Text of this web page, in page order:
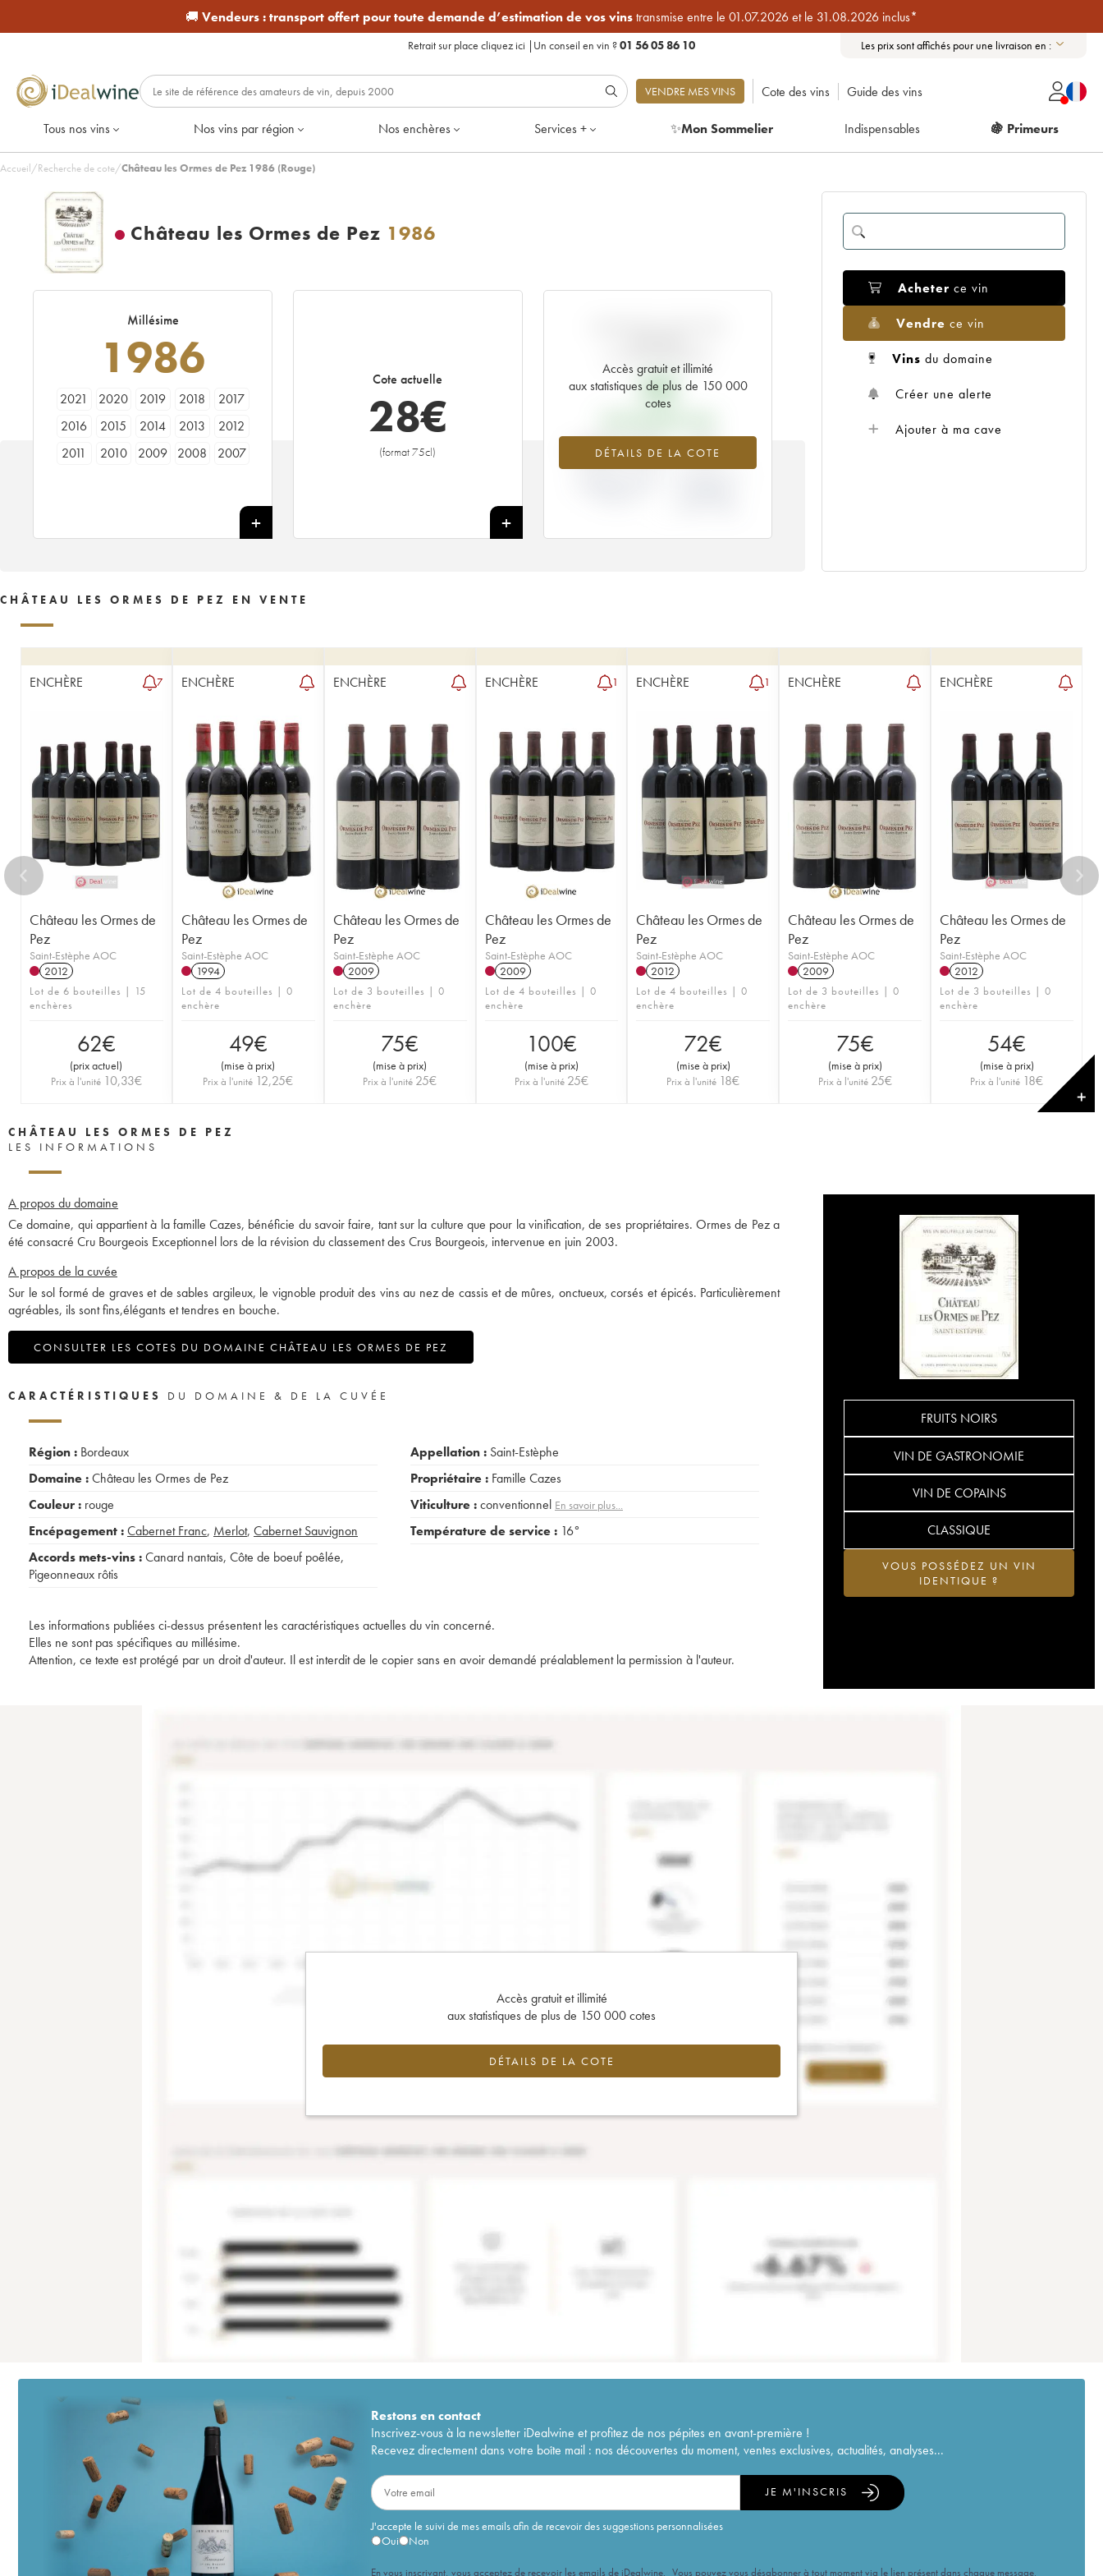
🚚 Vendeurs :transport offert pour toute demande d’estimation de vos vinstransmise entre le 01.07.2026 et le 31.08.2026 inclus*
Retrait sur place cliquez ici | Un conseil en vin ?01 56 05 86 10 Les prix sont affichés pour une livraison en :
VENDRE MES VINS Cote des vins Guide des vins
Tous nos vins Nos vins par région Nos enchères Services + ✨Mon Sommelier Indispensables 🍇 Primeurs
Accueil/Recherche de cote/Château les Ormes de Pez 1986 (Rouge)
Château les Ormes de Pez 1986
Millésime
1986
2021 2020 2019 2018
2017
2016
2015 2014 2013
2012
2011
2010 2009 2008
2007
1997
1996
1995 1994 1993
1992
1969
1967 1966 1964
1962
Cote actuelle
28€
(format 75cl)
+
Accès gratuit et illimité
aux statistiques de plus de 150 000
cotes
DÉTAILS DE LA COTE
9€
+208.33% 0%
Acheter ce vin
Vendre ce vin
Vins du domaine
Créer une alerte
Ajouter à ma cave
CHÂTEAU LES ORMES DE PEZ EN VENTE
ENCHÈRE 7
Château les Ormes de
Pez
Saint-Estèphe AOC
2012
Lot de 6 bouteilles | 15
enchères
62€
(prix actuel)
Prix à l'unité 10,33€
ENCHÈRE
Château les Ormes de
Pez
Saint-Estèphe AOC
1994
Lot de 4 bouteilles | 0
enchère
49€
(mise à prix)
Prix à l'unité 12,25€
ENCHÈRE
Château les Ormes de
Pez
Saint-Estèphe AOC
2009
Lot de 3 bouteilles | 0
enchère
75€
(mise à prix)
Prix à l'unité 25€
ENCHÈRE 1
Château les Ormes de
Pez
Saint-Estèphe AOC
2009
Lot de 4 bouteilles | 0
enchère
100€
(mise à prix)
Prix à l'unité 25€
ENCHÈRE 1
Château les Ormes de
Pez
Saint-Estèphe AOC
2012
Lot de 4 bouteilles | 0
enchère
72€
(mise à prix)
Prix à l'unité 18€
ENCHÈRE
Château les Ormes de
Pez
Saint-Estèphe AOC
2009
Lot de 3 bouteilles | 0
enchère
75€
(mise à prix)
Prix à l'unité 25€
ENCHÈRE
Château les Ormes de
Pez
Saint-Estèphe AOC
2012
Lot de 3 bouteilles | 0
enchère
54€
(mise à prix)
Prix à l'unité 18€
✕
CHÂTEAU LES ORMES DE PEZ
LES INFORMATIONS
A propos du domaine
Ce domaine, qui appartient à la famille Cazes, bénéficie du savoir faire, tant sur la culture que pour la vinification, de ses propriétaires. Ormes de Pez a
été consacré Cru Bourgeois Exceptionnel lors de la révision du classement des Crus Bourgeois, intervenue en juin 2003.
A propos de la cuvée
Sur le sol formé de graves et de sables argileux, le vignoble produit des vins au nez de cassis et de mûres, onctueux, corsés et épicés. Particulièrement
agréables, ils sont fins,élégants et tendres en bouche.
CONSULTER LES COTES DU DOMAINE CHÂTEAU LES ORMES DE PEZ
FRUITS NOIRS
VIN DE GASTRONOMIE
VIN DE COPAINS
CLASSIQUE
VOUS POSSÉDEZ UN VIN
IDENTIQUE ?
CARACTÉRISTIQUES DU DOMAINE & DE LA CUVÉE
Région : Bordeaux
Domaine :Château les Ormes de Pez
Couleur : rouge
Encépagement :Cabernet Franc, Merlot, Cabernet Sauvignon
Accords mets-vins :Canard nantais, Côte de boeuf poêlée,
Pigeonneaux rôtis
Appellation : Saint-Estèphe
Propriétaire : Famille Cazes
Viticulture :conventionnel En savoir plus...
Température de service : 16°
Les informations publiées ci-dessus présentent les caractéristiques actuelles du vin concerné.
Elles ne sont pas spécifiques au millésime.
Attention, ce texte est protégé par un droit d'auteur. Il est interdit de le copier sans en avoir demandé préalablement la permission à l'auteur.
Accès gratuit et illimité
aux statistiques de plus de 150 000 cotes
DÉTAILS DE LA COTE
Restons encontact
Inscrivez-vous à la newsletter iDealwine et profitez de nos pépites en avant-première !
Recevez directement dans votre boîte mail : nos découvertes du moment, ventes exclusives, actualités, analyses...
J'accepte le suivi de mes emails afin de recevoir des suggestions personnalisées
Oui
Non
JE M'INSCRIS
En vous inscrivant, vous acceptez de recevoir les emails de iDealwine. Vous pouvez vous désabonner à tout moment via le lien présent dans chaque message.